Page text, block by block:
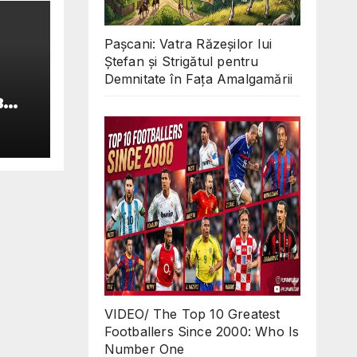
Pașcani: Vatra Răzeșilor lui
Ștefan și Strigătul pentru
Demnitate în Fața Amalgamării
VIDEO/ The Top 10 Greatest
Footballers Since 2000: Who Is
Number One